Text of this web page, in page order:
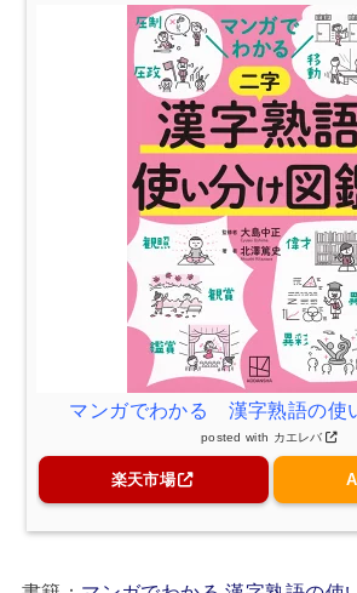
マンガでわかる 漢字熟語の使
posted with カエレバ
楽天市場